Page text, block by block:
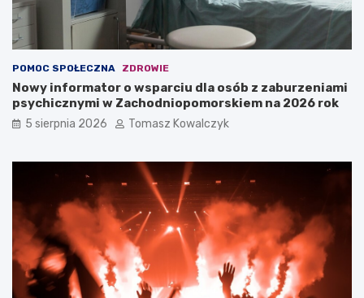
POMOC SPOŁECZNA ZDROWIE
Nowy informator o wsparciu dla osób z zaburzeniami
psychicznymi w Zachodniopomorskiem na 2026 rok
5 sierpnia 2026 Tomasz Kowalczyk